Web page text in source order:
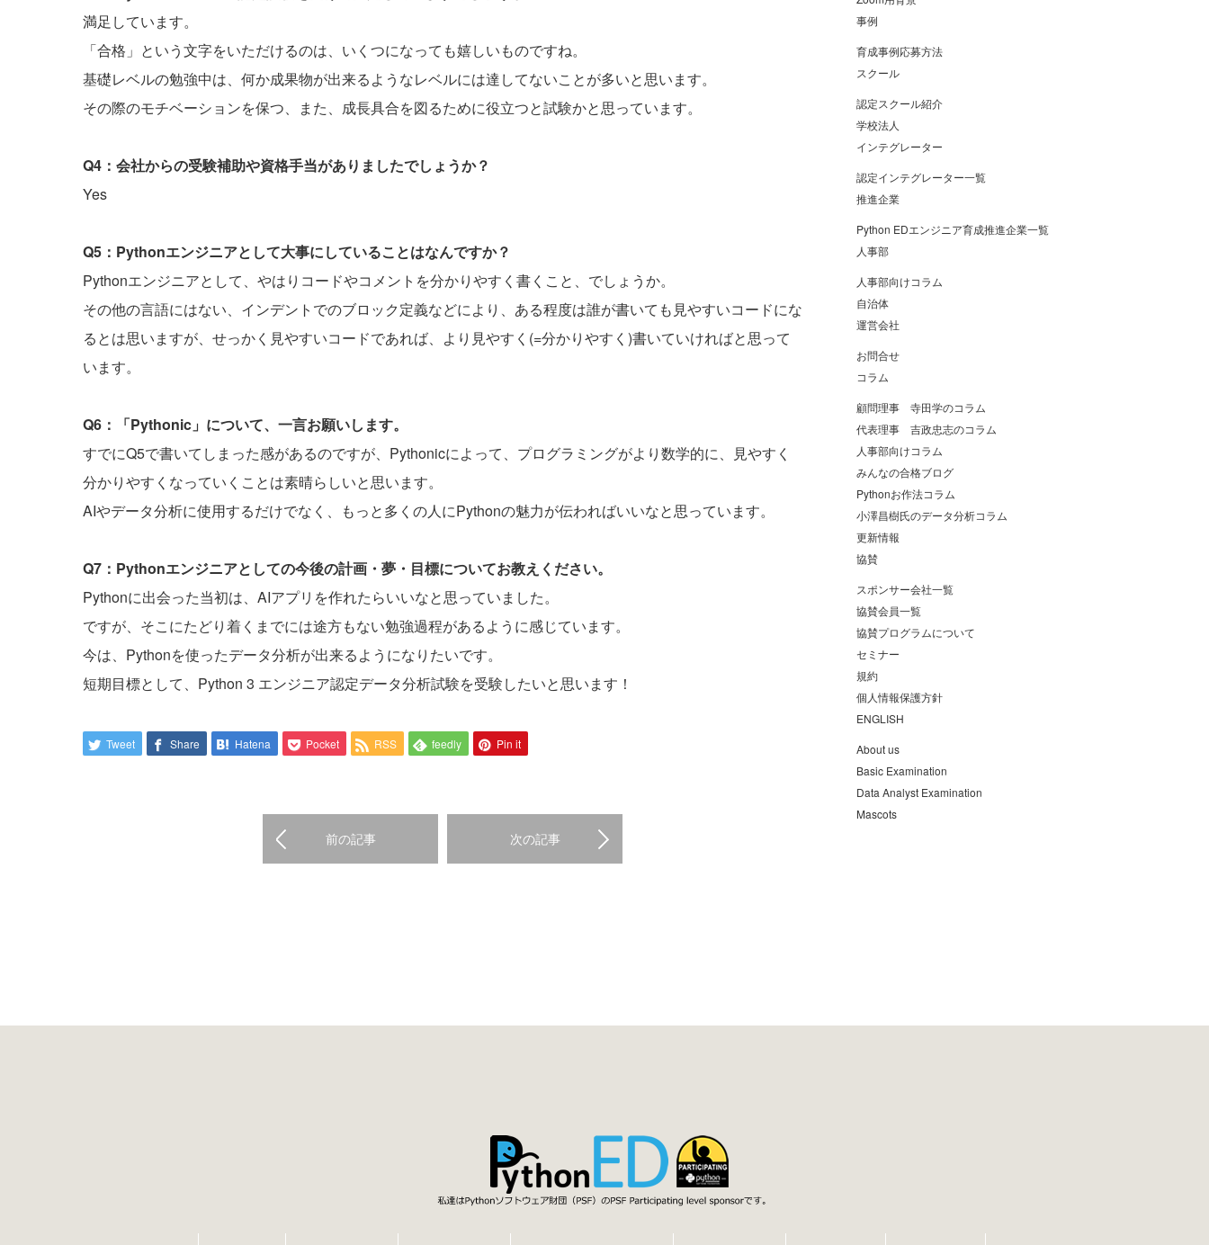
満足しています。
「合格」という文字をいただけるのは、いくつになっても嬉しいものですね。
基礎レベルの勉強中は、何か成果物が出来るようなレベルには達してないことが多いと思います。
その際のモチベーションを保つ、また、成長具合を図るために役立つと試験かと思っています。
Q4：会社からの受験補助や資格手当がありましたでしょうか？
Yes
Q5：Pythonエンジニアとして大事にしていることはなんですか？
Pythonエンジニアとして、やはりコードやコメントを分かりやすく書くこと、でしょうか。
その他の言語にはない、インデントでのブロック定義などにより、ある程度は誰が書いても見やすいコードにな
るとは思いますが、せっかく見やすいコードであれば、より見やすく(=分かりやすく)書いていければと思って
います。
Q6：「Pythonic」について、一言お願いします。
すでにQ5で書いてしまった感があるのですが、Pythonicによって、プログラミングがより数学的に、見やすく
分かりやすくなっていくことは素晴らしいと思います。
AIやデータ分析に使用するだけでなく、もっと多くの人にPythonの魅力が伝わればいいなと思っています。
Q7：Pythonエンジニアとしての今後の計画・夢・目標についてお教えください。
Pythonに出会った当初は、AIアプリを作れたらいいなと思っていました。
ですが、そこにたどり着くまでには途方もない勉強過程があるように感じています。
今は、Pythonを使ったデータ分析が出来るようになりたいです。
短期目標として、Python 3 エンジニア認定データ分析試験を受験したいと思います！
Tweet Share Hatena Pocket RSS feedly Pin it
前の記事 次の記事
事例
育成事例応募方法
スクール
認定スクール紹介
学校法人
インテグレーター
認定インテグレーター一覧
推進企業
Python EDエンジニア育成推進企業一覧
人事部
人事部向けコラム
自治体
運営会社
お問合せ
コラム
顧問理事 寺田学のコラム
代表理事 吉政忠志のコラム
人事部向けコラム
みんなの合格ブログ
Pythonお作法コラム
小澤昌樹氏のデータ分析コラム
更新情報
協賛
スポンサー会社一覧
協賛会員一覧
協賛プログラムについて
セミナー
規約
個人情報保護方針
ENGLISH
About us
Basic Examination
Data Analyst Examination
Mascots